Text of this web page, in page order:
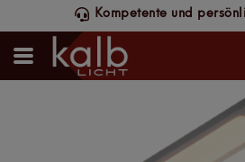
Kompetente und